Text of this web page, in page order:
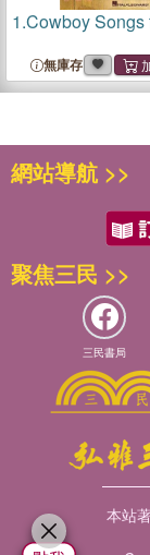
1.Cowboy
無庫存
網站導航 >>
聚焦三民 >>
三民書局
本站